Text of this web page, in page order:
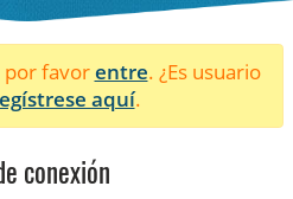
por favorentre. ¿Es usuario
aquí.
conexión